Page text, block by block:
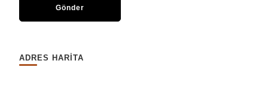
ADRES HARİTA